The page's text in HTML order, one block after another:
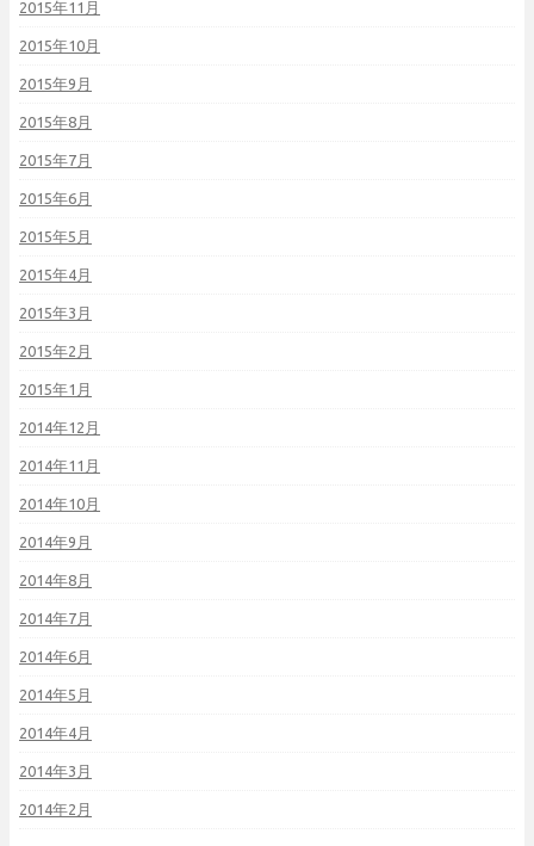
2015年11月
2015年10月
2015年9月
2015年8月
2015年7月
2015年6月
2015年5月
2015年4月
2015年3月
2015年2月
2015年1月
2014年12月
2014年11月
2014年10月
2014年9月
2014年8月
2014年7月
2014年6月
2014年5月
2014年4月
2014年3月
2014年2月